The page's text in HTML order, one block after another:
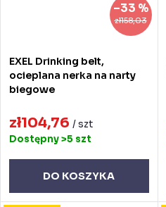
zł158,03
–33 %
EXEL Drinking belt,
ocieplana nerka na narty
biegowe
zł104,76 / szt
Dostępny>5 szt
DO KOSZYKA